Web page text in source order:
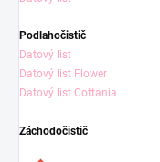
Podlahočistič
Datový list
Datový list Flower
Datový list Cottania
Záchodočistič